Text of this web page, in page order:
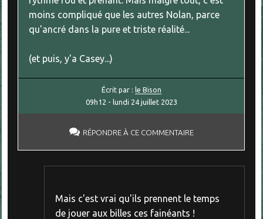
moins compliqué que les autres Nolan, parce
qu'ancré dans la pure et triste réalité...
(et puis, y'a Casey...)
Écrit par : le Bison
09h12 - lundi 24 juillet 2023
RÉPONDRE À CE COMMENTAIRE
Mais c'est vrai qu'ils prennent le temps
de jouer aux billes ces fainéants !